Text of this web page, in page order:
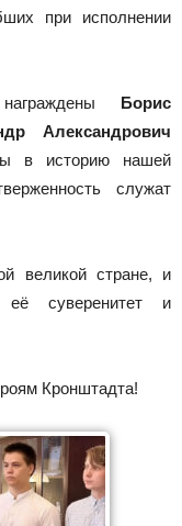
при исполнении
Борис
Александрович
в историю нашей
служат
великой стране, и
суверенитет и
Кронштадта!